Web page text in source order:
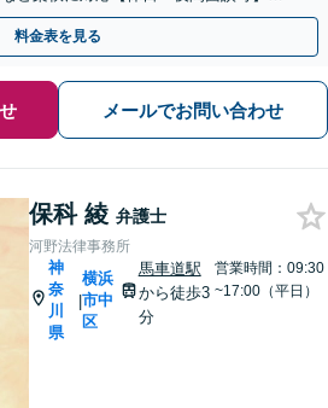
】
料金表を見る
メールでお問い合わせ
保科 綾 弁護士
河野法律事務所
神
奈
川
県
|
横浜
市中
区
馬車道駅
から徒歩3
分
営業時間：09:30
~17:00（平日）